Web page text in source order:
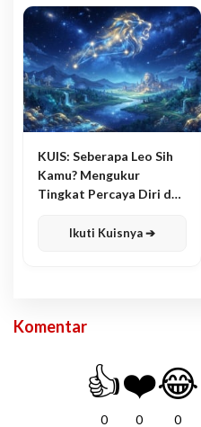
KUIS: Seberapa Leo Sih
Kamu? Mengukur
Tingkat Percaya Diri dan
Ikuti Kuisnya ➔
Komentar
👍
0
❤️
0
😂
0